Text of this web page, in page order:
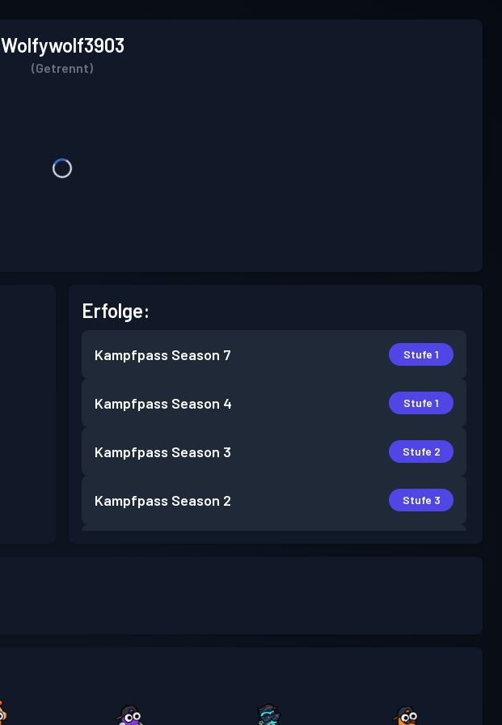
Wolfywolf3903
(Getrennt)
Erfolge:
Kampfpass Season 7 Stufe 1
Kampfpass Season 4 Stufe 1
Kampfpass Season 3 Stufe 2
Kampfpass Season 2 Stufe 3